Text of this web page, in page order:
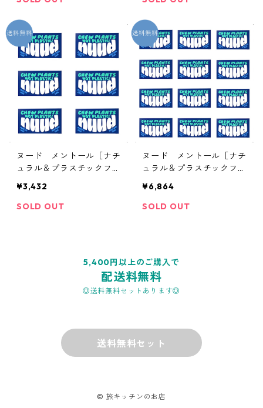
ヌード メントール［ナチ
ュラル＆プラスチックフリ
¥3,432
SOLD OUT
ヌード メントール［ナチ
ュラル＆プラスチックフリ
¥6,864
SOLD OUT
5,400円以上のご購入で
配送料無料
◎送料無料セットあります◎
送料無料セット
© 旅キッチンのお店